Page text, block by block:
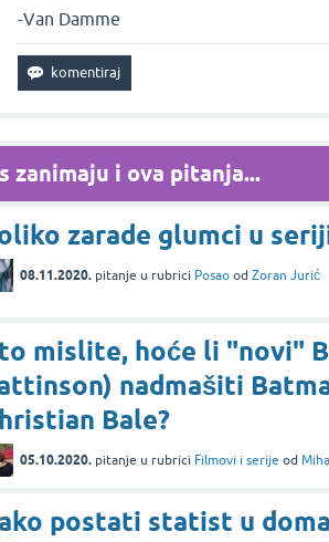
-Van Damme
zanimaju i ova pitanja...
zarade glumci u
08.11.2020. pitanje u rubrici Posao od Zoran Jurić
mislite, hoće li "novi"
nadmašiti
Bale?
05.10.2020. pitanje u rubrici Filmovi i serije od
postati statist u